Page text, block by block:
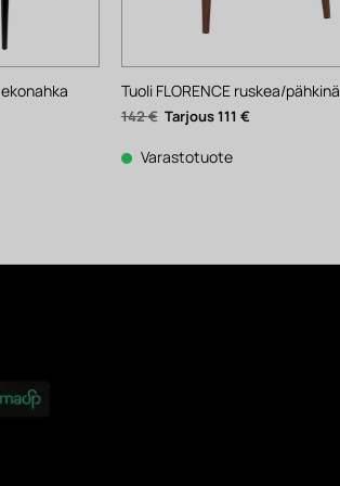
Tuoli FLORENCE ruskea/pähkinä
142€ Alkuperäinen
hinta
142 €.
111€
Varastotuote